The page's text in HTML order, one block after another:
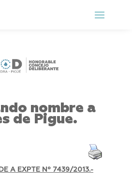
nombre a
de Pigue.
A EXPTE Nº 7439/2013.-